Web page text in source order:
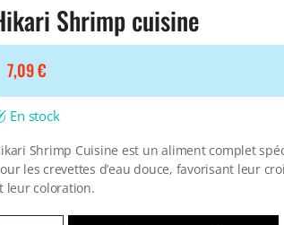
Shrimp cuisine
7,09€
En stock
Shrimp Cuisine est un aliment complet
les crevettes d’eau douce, favorisant leur
leur coloration.